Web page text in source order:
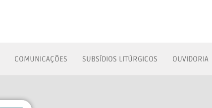
COMUNICAÇÕES SUBSÍDIOS LITÚRGICOS OUVIDORIA